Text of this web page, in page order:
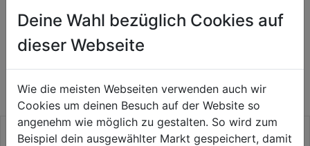
WEITERE PRODUKTE AUS DIESER
KATEGORIE
Deine Wahl bezüglich Cookies auf
dieser Webseite
Wie die meisten Webseiten verwenden auch wir
Cookies um deinen Besuch auf der Website so
angenehm wie möglich zu gestalten. So wird zum
Beispiel dein ausgewählter Markt gespeichert, damit